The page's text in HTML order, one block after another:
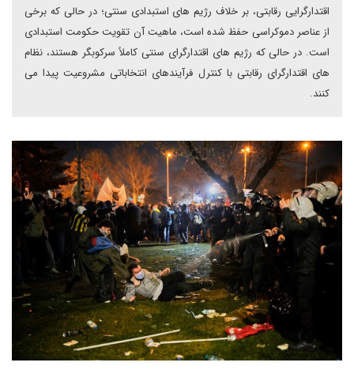
اقتدارگرایی رقابتی، بر خلاف رژیم های استبدادی سنتی؛ در حالی که برخی
از عناصر دموکراسی حفظ شده است، ماهیت آن تقویت حکومت استبدادی
است. در حالی که رژیم های اقتدارگرای سنتی کاملاً سرکوبگر هستند، نظام
های اقتدارگرای رقابتی با کنترل فرآیندهای انتخاباتی مشروعیت پیدا می
کنند.